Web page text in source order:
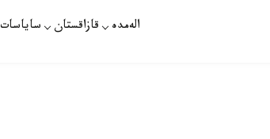
الەمدە قازاقستان ساياسات